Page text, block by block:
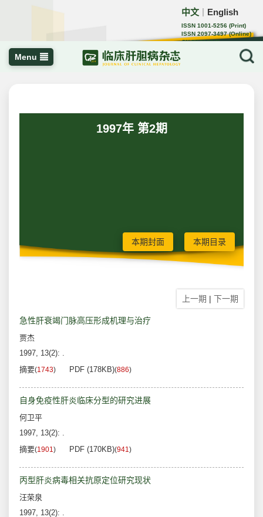
中文 English
ISSN 1001-5256 (Print)
ISSN 2097-3497 (Online)
CN 22-1108/R
Menu
1997年 第2期
本期封面 本期目录
上一期 | 下一期
急性肝衰竭门脉高压形成机理与治疗
贾杰
1997, 13(2): .
摘要(1743) PDF (178KB)(886)
自身免疫性肝炎临床分型的研究进展
何卫平
1997, 13(2): .
摘要(1901) PDF (170KB)(941)
丙型肝炎病毒相关抗原定位研究现状
汪荣泉
1997, 13(2): .